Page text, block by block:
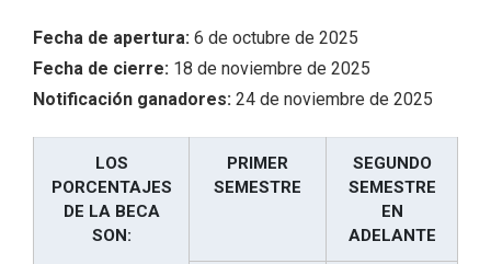
Fecha de apertura: 6 de octubre de 2025
Fecha de cierre: 18 de noviembre de 2025
Notificación ganadores: 24 de noviembre de 2025
LOS
PORCENTAJES
DE LA BECA
SON:
PRIMER
SEMESTRE
SEGUNDO
SEMESTRE
EN
ADELANTE